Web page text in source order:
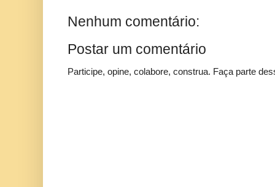
Nenhum comentário:
Postar um comentário
Participe, opine, colabore, construa. Faça parte